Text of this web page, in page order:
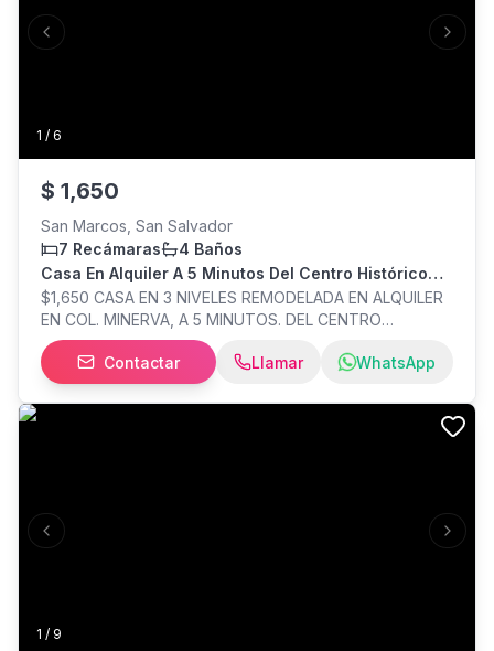
bienvenida. Consulta más información y requisitos Tel.
Bienes Raices S.A. de C.V. Empresa miembro de la
1 / 6
Previous slide Next
$ 1,650
San Marcos, San Salvador
7 Recámaras
4 Baños
Casa En Alquiler A 5 Minutos Del Centro Histórico
San Jacinto
$1,650 CASA EN 3 NIVELES REMODELADA EN ALQUILER
EN COL. MINERVA, A 5 MINUTOS. DEL CENTRO
HISTÓRICO SAN JACINTO 300 m² 7 Habitaciones 4
Baños Cocina moderna equipada Amplia Terraza 3
Parqueos $1,650 INFORMACIÓN
Contactar Llamar WhatsApp
1 / 9
Previous slide Next